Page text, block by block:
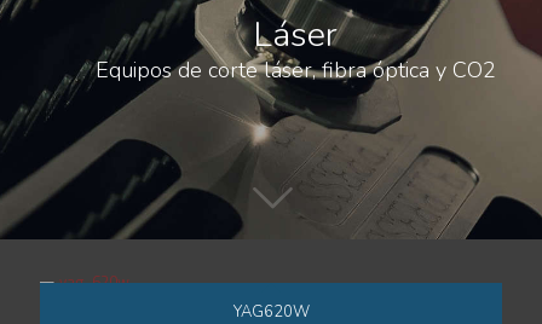
Láser
Equipos de corte láser, fibra óptica y CO2
YAG620W